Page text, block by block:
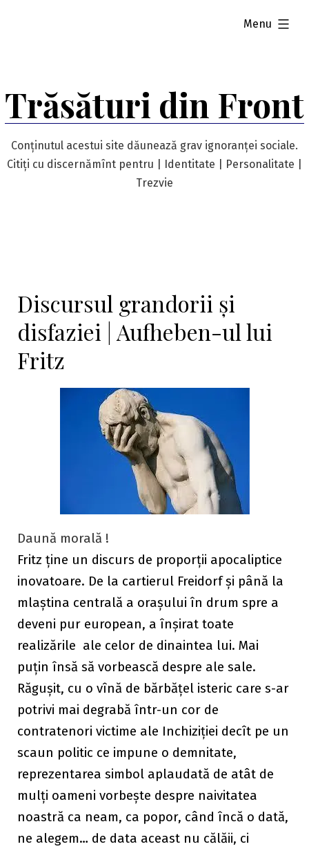
Trăsături din Front
Conținutul acestui site dăunează grav ignoranței sociale.
Citiți cu discernămînt pentru | Identitate | Personalitate |
Trezvie
Menu
expanded
Discursul grandorii și
disfaziei | Aufheben-ul lui
Fritz
Daună morală !
Fritz ține un discurs de proporții apocaliptice
inovatoare. De la cartierul Freidorf și până la
mlaștina centrală a orașului în drum spre a
deveni pur european, a înșirat toate
realizările ale celor de dinaintea lui. Mai
puțin însă să vorbească despre ale sale.
Răgușit, cu o vînă de bărbățel isteric care s-ar
potrivi mai degrabă într-un cor de
contratenori victime ale Inchiziției decît pe un
scaun politic ce impune o demnitate,
reprezentarea simbol aplaudată de atât de
mulți oameni vorbește despre naivitatea
noastră ca neam, ca popor, când încă o dată,
ne alegem… de data aceast nu călăii, ci